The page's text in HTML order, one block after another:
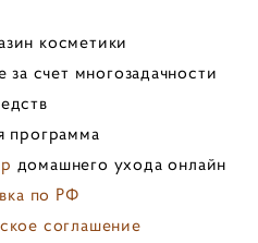
косметики
счет многозадачности
программа
домашнего ухода онлайн
по РФ
соглашение